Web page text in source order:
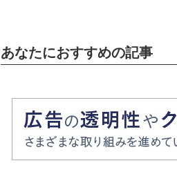
あなたにおすすめの記事